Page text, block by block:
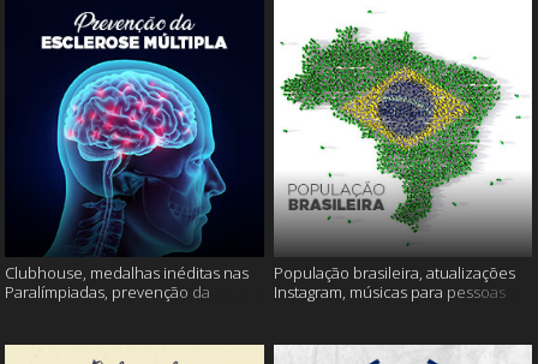
Clubhouse, medalhas inéditas nas
Paralímpiadas, prevenção da
População brasileira, atualizações
Instagram, músicas para pessoas